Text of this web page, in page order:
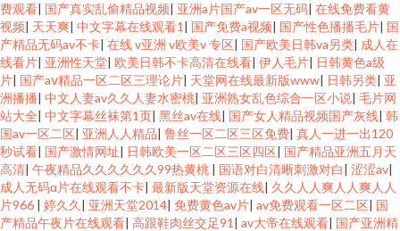
费观看| 国产真实乱偷精品视频| 亚洲a片国产av一区无码| 在线免费看黄
视频| 天天爽| 中文字幕在线观看1 | 国产免费a视频| 国产性色播播毛片| 国
产精品无码av不卡| 在线 v亚洲 v欧美v 专区| 国产欧美日韩va另类| 成人在
线看片| 亚洲性天堂| 欧美日韩不卡高清在线看| 伊人毛片| 日韩黄色a级
片| 国产aⅴ精品一区二区三理论片| 天堂网在线最新版www| 日韩另类| 亚
洲播播| 中文人妻av久久人妻水密桃| 亚洲熟女乱色综合一区小说| 毛片网
站大全| 中文字幕丝袜第1页| 黑丝av在线| 国产女人精品视频国产灰线| 韩
国av一区二区| 亚洲人人精品| 鲁丝一区二区三区免费| 真人一进一出120
秒试看| 国产激情网址| 日韩欧美一区二区三区四区| 国产精品亚洲五月天
高清| 午夜精品久久久久久久99热黄桃 | 国语对白清晰刺激对白| 涩涩av|
成人无码α片在线观看不卡| 最新版天堂资源在线| 久久人人爽人人爽人人
片966 | 婷久久 | 亚洲天堂2014| 免费黄色av片| av免费观看一区二区| 国
产精品午夜片在线观看| 高跟鞋肉丝交足91 | av大帝在线观看| 国产亚洲精